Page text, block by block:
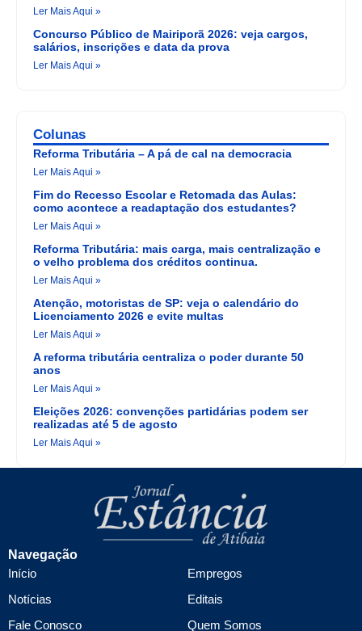
Ler Mais Aqui »
Concurso Público de Mairiporã 2026: veja cargos,
salários, inscrições e data da prova
Ler Mais Aqui »
Colunas
Reforma Tributária – A pá de cal na democracia
Ler Mais Aqui »
Fim do Recesso Escolar e Retomada das Aulas:
como acontece a readaptação dos estudantes?
Ler Mais Aqui »
Reforma Tributária: mais carga, mais centralização e
o velho problema dos créditos continua.
Ler Mais Aqui »
Atenção, motoristas de SP: veja o calendário do
Licenciamento 2026 e evite multas
Ler Mais Aqui »
A reforma tributária centraliza o poder durante 50
anos
Ler Mais Aqui »
Eleições 2026: convenções partidárias podem ser
realizadas até 5 de agosto
Ler Mais Aqui »
Navegação
Início
Notícias
Fale Conosco
Empregos
Editais
Quem Somos